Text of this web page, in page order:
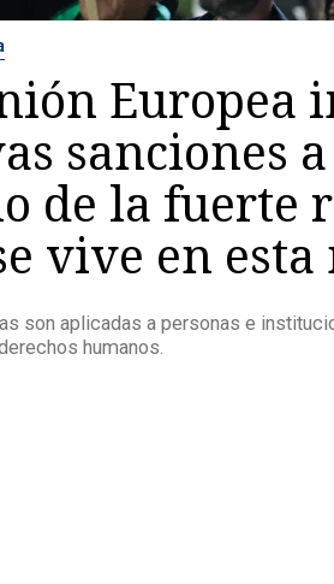
Europea
sanciones
de la fuerte
vive en
son aplicadas a personas e
humanos.